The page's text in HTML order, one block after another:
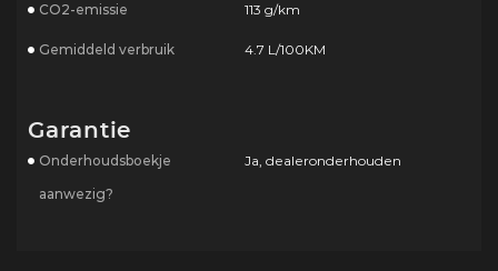
CO2-emissie 113 g/km
Gemiddeld verbruik 4.7 L/100KM
Garantie
Onderhoudsboekje
aanwezig?
Ja, dealeronderhouden